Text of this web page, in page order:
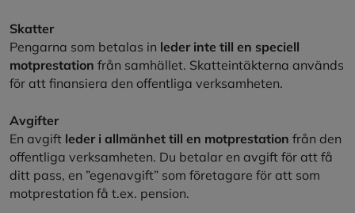
Skatter
Pengarna som betalas in leder inte till en speciell
motprestation från samhället. Skatteintäkterna används
för att finansiera den offentliga verksamheten.
Avgifter
En avgift leder i allmänhet till en motprestation från den
offentliga verksamheten. Du betalar en avgift för att få
ditt pass, en ”egenavgift” som företagare för att som
motprestation få t.ex. pension.